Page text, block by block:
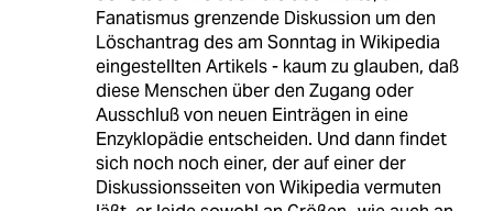
Fanatismus grenzende Diskussion um den
Löschantrag des am Sonntag in Wikipedia
eingestellten Artikels - kaum zu glauben, daß
diese Menschen über den Zugang oder
Ausschluß von neuen Einträgen in eine
Enzyklopädie entscheiden. Und dann findet
sich noch noch einer, der auf einer der
Diskussionsseiten von Wikipedia vermuten